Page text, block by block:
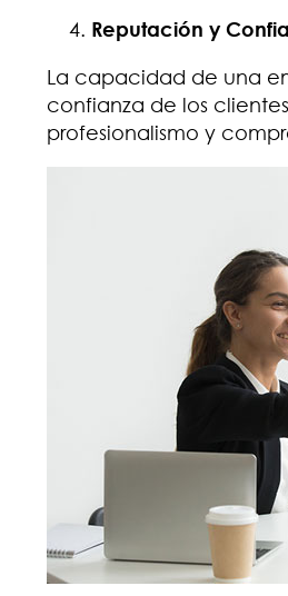
Reputación y
La capacidad de una
confianza de los
profesionalismo y